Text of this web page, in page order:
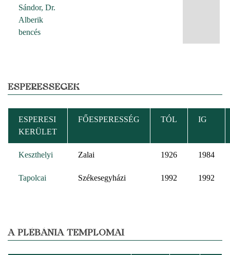
Sándor, Dr.
Alberik
bencés
ESPERESSÉGEK
ESPERESI
KERÜLET
FŐESPERESSÉG TÓL IG
Keszthelyi Zalai 1926 1984
Tapolcai Székesegyházi 1992 1992
A PLÉBÁNIA TEMPLOMAI